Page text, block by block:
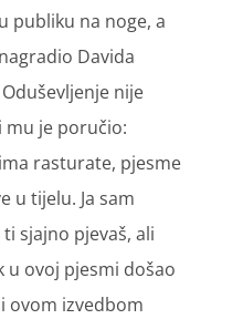
publiku na noge, a
Davida
nije
mu je poručio:
rasturate, pjesme
u tijelu. Ja sam
sjajno pjevaš, ali
u ovoj pjesmi došao
ovom izvedbom